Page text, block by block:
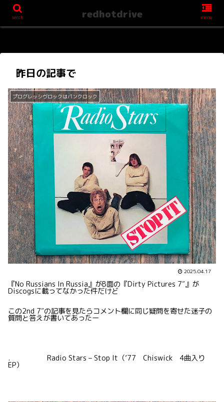
昨日の記事で
プログレッシヴロックはパンクロック
2025.04.17
『No Russians In Russia』がB面の『Dirty Pictures 7″』が
Discogsに載ってなかった件だけど
この2nd 7″の記事を見たらコメント欄に同じ疑問を寄せた迷子の
質問と答えが書いてあったー
. Radio Stars – Stop It（’77 Chiswick 4曲入り
EP）
serch redhotdrive menu